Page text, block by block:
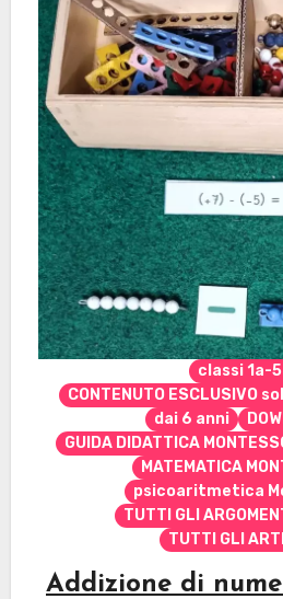
classi 1a-
CONTENUTO ESCLUSIVO
dai 6 anni
GUIDA DIDATTICA
MATEMATICA
psicoaritmetica
TUTTI GLI
TUTTI GLI
Addizione di